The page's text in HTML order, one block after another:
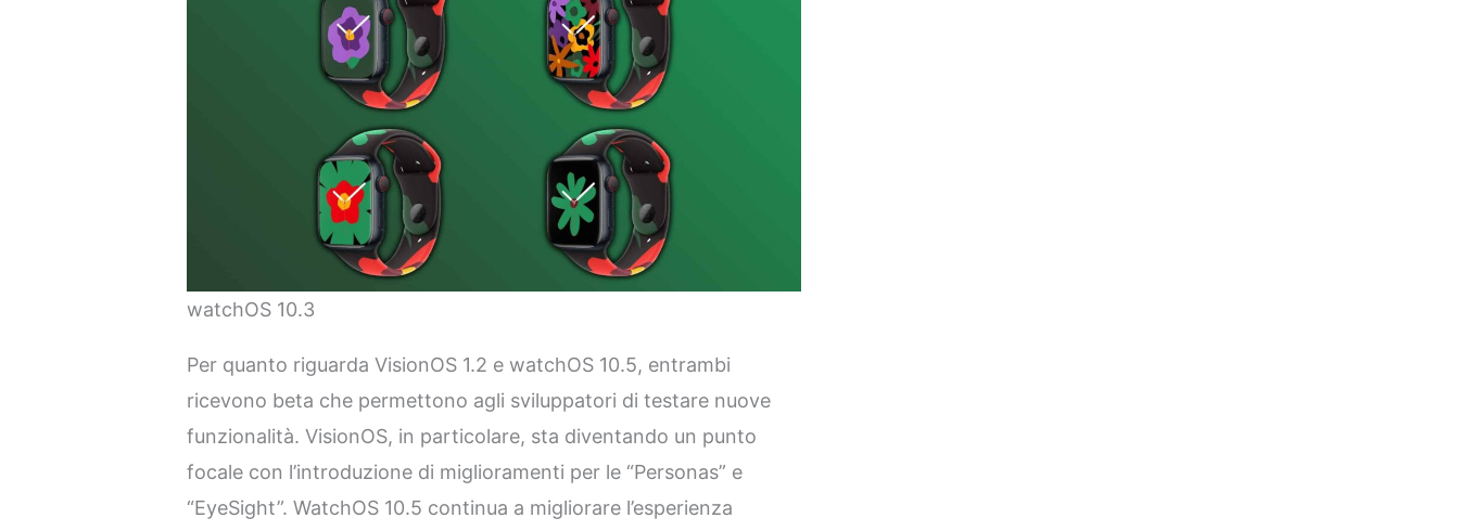
watchOS 10.3
Per quanto riguarda VisionOS 1.2 e watchOS 10.5, entrambi
ricevono beta che permettono agli sviluppatori di testare nuove
funzionalità. VisionOS, in particolare, sta diventando un punto
focale con l’introduzione di miglioramenti per le “Personas” e
“EyeSight”. WatchOS 10.5 continua a migliorare l’esperienza